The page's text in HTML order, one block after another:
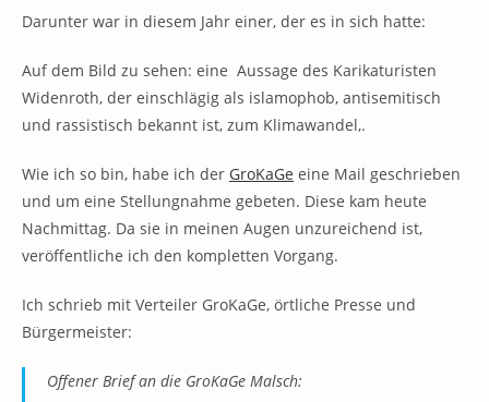
Darunter war in diesem Jahr einer, der es in sich hatte:
Auf dem Bild zu sehen: eine Aussage des Karikaturisten
Widenroth, der einschlägig als islamophob, antisemitisch
und rassistisch bekannt ist, zum Klimawandel,.
Wie ich so bin, habe ich der GroKaGe eine Mail geschrieben
und um eine Stellungnahme gebeten. Diese kam heute
Nachmittag. Da sie in meinen Augen unzureichend ist,
veröffentliche ich den kompletten Vorgang.
Ich schrieb mit Verteiler GroKaGe, örtliche Presse und
Bürgermeister:
Offener Brief an die GroKaGe Malsch: